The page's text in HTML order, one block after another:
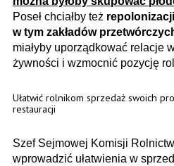
Poseł chciałby też
w tym zakładów
miałyby uporządkować relacje
żywności i wzmocnić pozycję
Ułatwić rolnikom sprzedaż swoich
restauracji
Szef Sejmowej Komisji
wprowadzić ułatwienia w